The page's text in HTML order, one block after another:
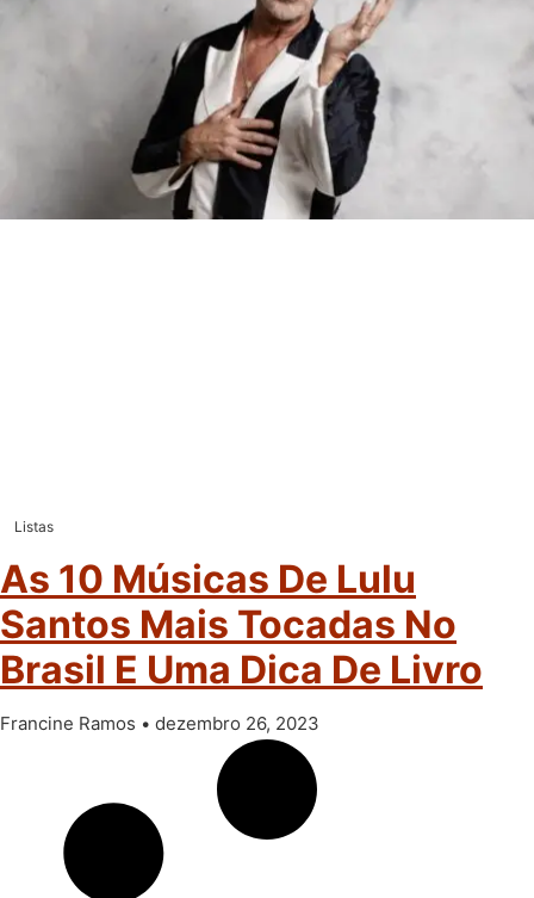
Listas
As 10 Músicas De Lulu
Santos Mais Tocadas No
Brasil E Uma Dica De Livro
Francine Ramos dezembro 26, 2023